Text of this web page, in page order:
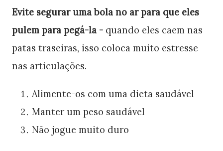
Evite segurar uma bola no ar para que eles
pulem para pegá-la - quando eles caem nas
patas traseiras, isso coloca muito estresse
nas articulações.
Alimente-os com uma dieta saudável
Manter um peso saudável
Não jogue muito duro